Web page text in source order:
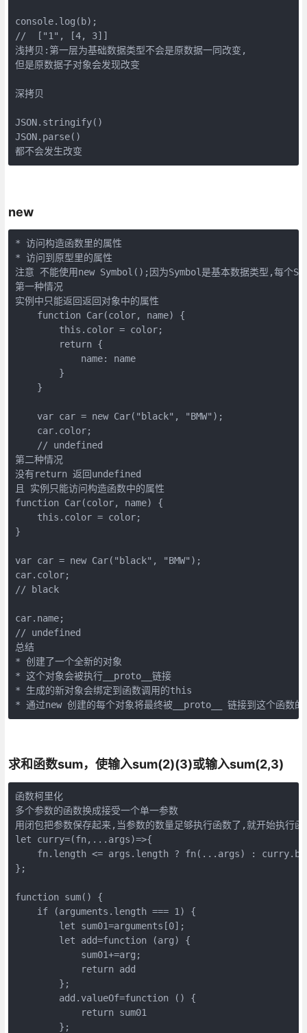
console.log(b);
//  ["1", [4, 3]]
浅拷贝:第一层为基础数据类型不会是原数据一同改变,
但是原数据子对象会发现改变
深拷贝
JSON.stringify()
JSON.parse()
都不会发生改变
new
* 访问构造函数里的属性
* 访问到原型里的属性
注意 不能使用new Symbol();因为Symbol是基本数据类型,每个
第一种情况
实例中只能返回返回对象中的属性
    function Car(color, name) {
        this.color = color;
        return {
            name: name
        }
    }
    var car = new Car("black", "BMW");
    car.color;
    // undefined
第二种情况
没有return 返回undefined
且 实例只能访问构造函数中的属性
function Car(color, name) {
    this.color = color;
}
var car = new Car("black", "BMW");
car.color;
// black
car.name;
// undefined
总结
* 创建了一个全新的对象
* 这个对象会被执行__proto__链接
* 生成的新对象会绑定到函数调用的this
求和函数sum，使输入sum(2)(3)或输入sum(2,3)
函数柯里化
多个参数的函数换成接受一个单一参数
用闭包把参数保存起来,当参数的数量足够执行函数了,就开始执行函
let curry=(fn,...args)=>{
fn.length <= args.length ? fn(...args) :
};
function sum() {
    if (arguments.length === 1) {
        let sum01=arguments[0];
        let add=function (arg) {
            sum01+=arg;
            return add
        };
        add.valueOf=function () {
            return sum01
        };